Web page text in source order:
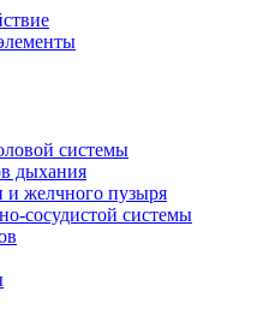
системы
дыхания
и желчного пузыря
сосудистой системы